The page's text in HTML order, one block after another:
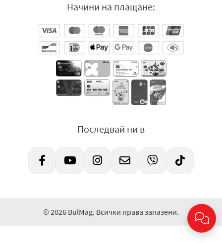
Начини на плащане:
Последвай ни в
© 2026 BulMag. Всички права запазени.